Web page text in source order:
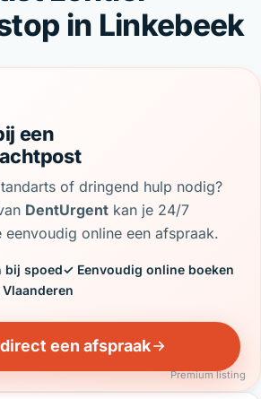
in Linkebeek
een
of dringend hulp nodig?
DentUrgent kan je 24/7
online een afspraak.
bij spoed✓ Eenvoudig online boeken
een afspraak
Premium listing